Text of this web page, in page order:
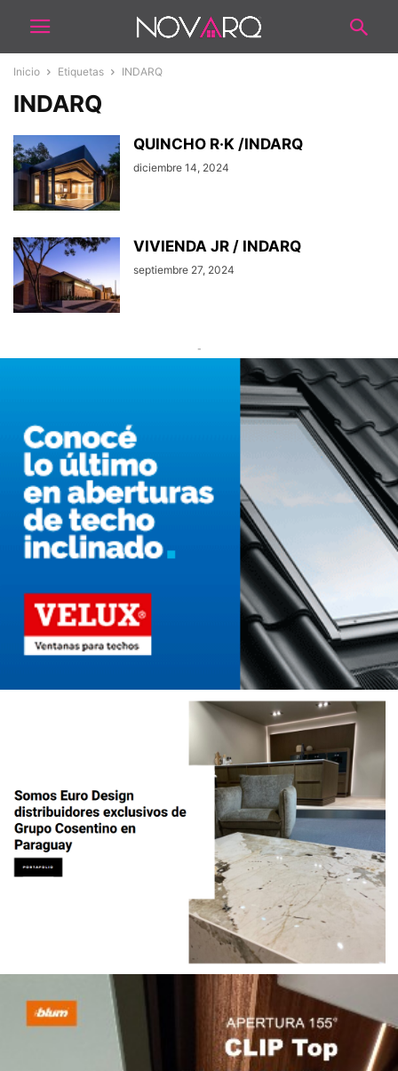
Inicio Etiquetas INDARQ
INDARQ
QUINCHO R·K /INDARQ
diciembre 14, 2024
VIVIENDA JR / INDARQ
septiembre 27, 2024
-